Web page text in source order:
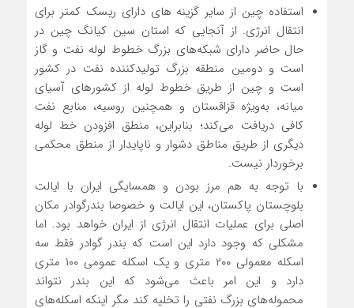
استفاده چین از سایر گزینه های دارای ریسک کمتر برای
انتقال انرژی. از آنجایی که استان سین کیانگ چین در
حال حاضر دارای شبکه‌های بزرگ خطوط لوله نفت و گاز
است و دومین منطقه بزرگ تولیدکننده نفت در کشور
است و چین از طریق خطوط لوله از کشورهای آسیای
میانه، به‌ویژه قزاقستان و همچنین روسیه، منابع نفت
کافی دریافت می‌کند؛ بنابراین، منطق افزودن خط لوله
دیگری از طریق مناطق دشوار و ناپایدار از منطق محکمی
برخوردار نیست.
با توجه به هم مرز بودن و همسایگی ایران با ایالت
بلوچستان پاکستان، این ایالت و خصوصا بندرگوادر مکان
اصلی برای عملیات انتقال انرژی از ایران خواهد بود. اما
مشکلی که وجود دارد این است که بندر گوادر فقط سه
اسکله معمولی ۲۰۰ متری و یک اسکله عمومی ۱۰۰ متری
دارد و این امر باعث می‌شود که این بندر نتواند
محموله‌های بزرگ نفتی را تخلیه کند مگر اینکه اسکله‌های